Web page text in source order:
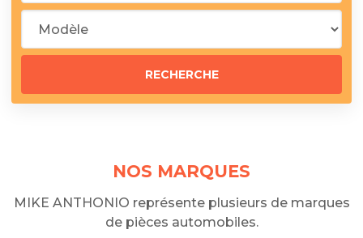
NOS MARQUES
MIKE ANTHONIO représente plusieurs de marques
de pièces automobiles.